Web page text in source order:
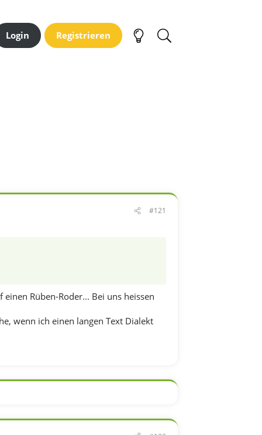
Login Registrieren
#121
Rüben-Roder... Bei uns heissen
wenn ich einen langen Text Dialekt